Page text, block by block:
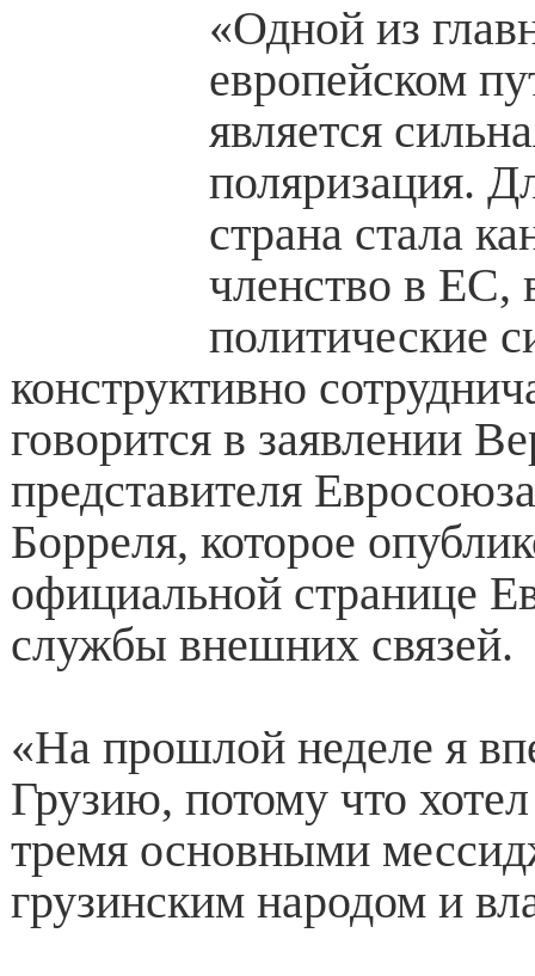
«Одной из
европейском
является
поляризация.
страна стала
членство в ЕС,
политические
конструктивно
говорится в заявлении
представителя
Борреля, которое
официальной странице
службы внешних связей.
«На прошлой неделе я
Грузию, потому что
тремя основными
грузинским народом и